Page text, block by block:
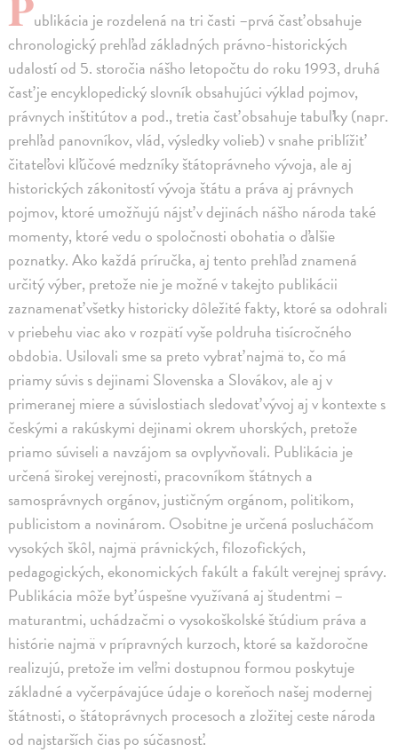
ublikácia je rozdelená na tri časti –prvá časť obsahuje
chronologický prehľad základných právno-historických
udalostí od 5. storočia nášho letopočtu do roku 1993, druhá
časť je encyklopedický slovník obsahujúci výklad pojmov,
právnych inštitútov a pod., tretia časť obsahuje tabuľky (napr.
prehľad panovníkov, vlád, výsledky volieb) v snahe priblížiť
čitateľovi kľúčové medzníky štátoprávneho vývoja, ale aj
historických zákonitostí vývoja štátu a práva aj právnych
pojmov, ktoré umožňujú nájsť v dejinách nášho národa také
momenty, ktoré vedu o spoločnosti obohatia o ďalšie
poznatky. Ako každá príručka, aj tento prehľad znamená
určitý výber, pretože nie je možné v takejto publikácii
zaznamenať všetky historicky dôležité fakty, ktoré sa odohrali
v priebehu viac ako v rozpätí vyše poldruha tisícročného
obdobia. Usilovali sme sa preto vybrať najmä to, čo má
priamy súvis s dejinami Slovenska a Slovákov, ale aj v
primeranej miere a súvislostiach sledovať vývoj aj v kontexte s
českými a rakúskymi dejinami okrem uhorských, pretože
priamo súviseli a navzájom sa ovplyvňovali. Publikácia je
určená širokej verejnosti, pracovníkom štátnych a
samosprávnych orgánov, justičným orgánom, politikom,
publicistom a novinárom. Osobitne je určená poslucháčom
vysokých škôl, najmä právnických, filozofických,
pedagogických, ekonomických fakúlt a fakúlt verejnej správy.
Publikácia môže byť úspešne využívaná aj študentmi –
maturantmi, uchádzačmi o vysokoškolské štúdium práva a
histórie najmä v prípravných kurzoch, ktoré sa každoročne
realizujú, pretože im veľmi dostupnou formou poskytuje
základné a vyčerpávajúce údaje o koreňoch našej modernej
štátnosti, o štátoprávnych procesoch a zložitej ceste národa
od najstarších čias po súčasnosť.